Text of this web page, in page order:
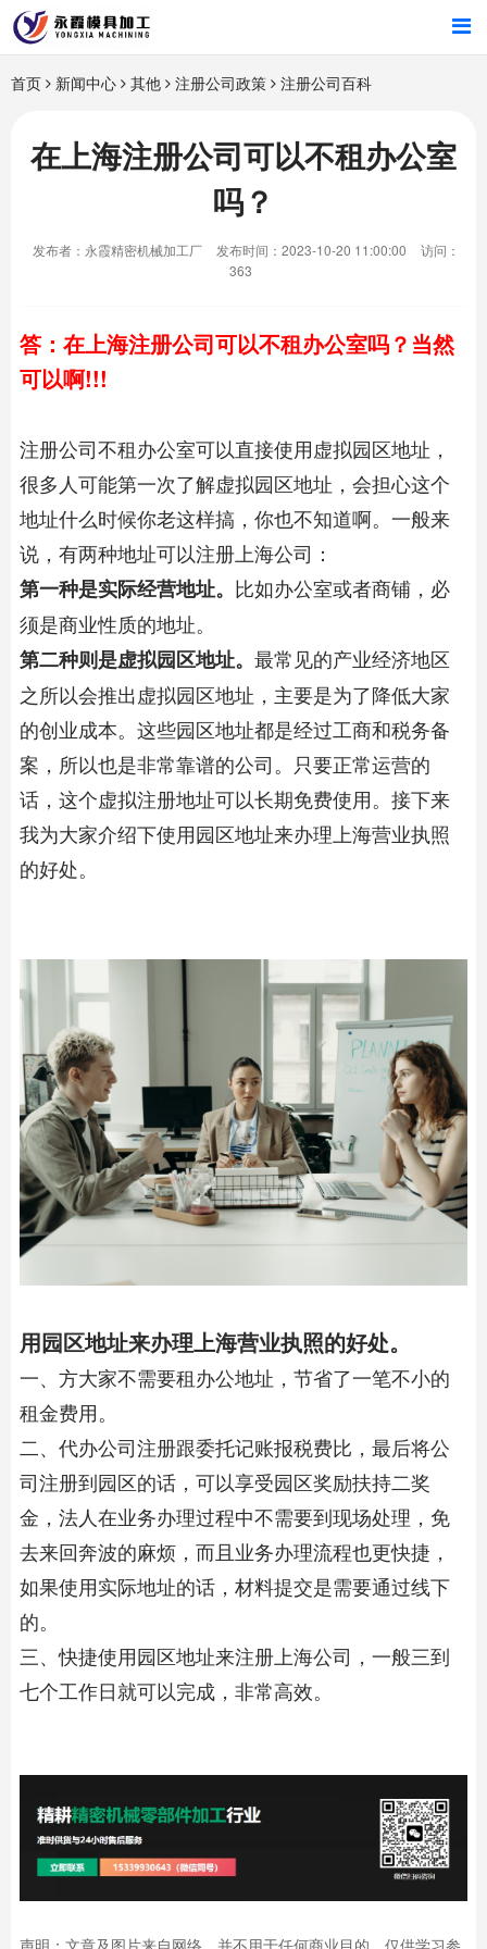
首页
产品中心
关于我们
首页 新闻中心 其他 注册公司政策 注册公司百科
在上海注册公司可以不租办公室
吗？
发布者：永霞精密机械加工厂 发布时间：2023-10-20 11:00:00
访问：
363
答：在上海注册公司可以不租办公室吗？当然
可以啊!!!
注册公司不租办公室可以直接使用虚拟园区地址，
很多人可能第一次了解虚拟园区地址，会担心这个
地址什么时候你老这样搞，你也不知道啊。一般来
说，有两种地址可以注册上海公司：
第一种是实际经营地址。 比如办公室或者商铺，必
须是商业性质的地址。
第二种则是虚拟园区地址。 最常见的产业经济地区
之所以会推出虚拟园区地址，主要是为了降低大家
的创业成本。这些园区地址都是经过工商和税务备
案，所以也是非常靠谱的公司。只要正常运营的
话，这个虚拟注册地址可以长期免费使用。接下来
我为大家介绍下使用园区地址来办理上海营业执照
的好处。
用园区地址来办理上海营业执照的好处。
一、方大家不需要租办公地址，节省了一笔不小的
租金费用。
二、代办公司注册跟委托记账报税费比，最后将公
司注册到园区的话，可以享受园区奖励扶持二奖
金，法人在业务办理过程中不需要到现场处理，免
去来回奔波的麻烦，而且业务办理流程也更快捷，
如果使用实际地址的话，材料提交是需要通过线下
的。
三、快捷使用园区地址来注册上海公司，一般三到
七个工作日就可以完成，非常高效。
声明：文章及图片来自网络，并不用于任何商业目的，仅供学习参